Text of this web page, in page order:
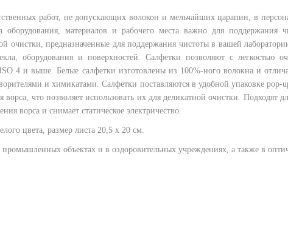
работ, не допускающих волокон и мельчайших царапин, в
материалов и рабочего места важно для поддержания
очистки, предназначенные для поддержания чистоты в вашей
оборудования и поверхностей. Салфетки позволяют с легкостью
4 и выше. Белые салфетки изготовлены из 100%-ного волокна и
и химикатами. Салфетки поставляются в удобной упаковке
что позволяет использовать их для деликатной очистки. Подходят
ворса и снимает статическое электричество.
цвета, размер листа 20,5 х 20 см.
объектах и в оздоровительных учреждениях, а также в